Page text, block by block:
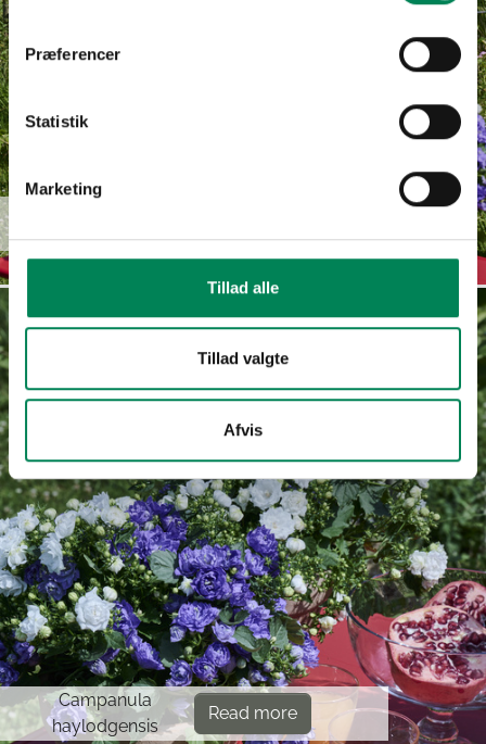
Præferencer
Statistik
Marketing
Tillad alle
Tillad valgte
Afvis
haylodgensis
Campanula
haylodgensis
Read more